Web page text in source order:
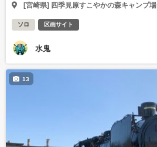
[宮崎県] 四季見原すこやかの森キャンプ場
ソロ 区画サイト
水鬼
13